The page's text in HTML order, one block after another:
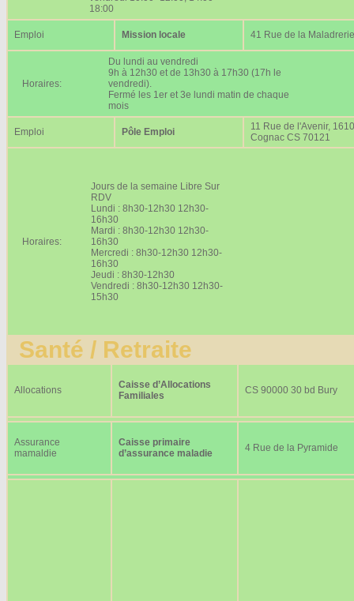
18:00
Emploi Mission locale 41 Rue de la Maladrerie
Horaires:
Du lundi au vendredi
9h à 12h30 et de 13h30 à 17h30 (17h le
vendredi).
Fermé les 1er et 3e lundi matin de chaque
mois
Emploi Pôle Emploi
11 Rue de l'Avenir,
Cognac CS 70121
Horaires:
Jours de la semaine Libre Sur
RDV
Lundi : 8h30-12h30 12h30-
16h30
Mardi : 8h30-12h30 12h30-
16h30
Mercredi : 8h30-12h30 12h30-
16h30
Jeudi : 8h30-12h30
Vendredi : 8h30-12h30 12h30-
15h30
Santé / Retraite
Allocations
Caisse d’Allocations
Familiales
CS 90000 30 bd Bury
Assurance
mamaldie
Caisse primaire
d’assurance maladie
4 Rue de la Pyramide